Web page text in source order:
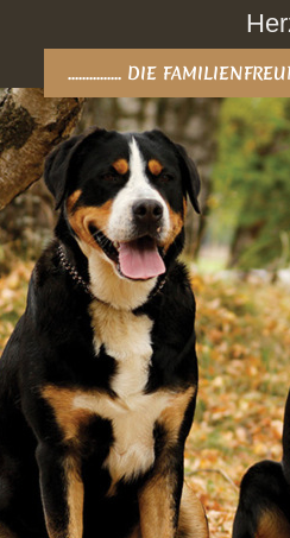
............... DIE